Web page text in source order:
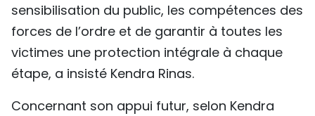
sensibilisation du public, les compétences des
forces de l’ordre et de garantir à toutes les
victimes une protection intégrale à chaque
étape, a insisté Kendra Rinas.
Concernant son appui futur, selon Kendra